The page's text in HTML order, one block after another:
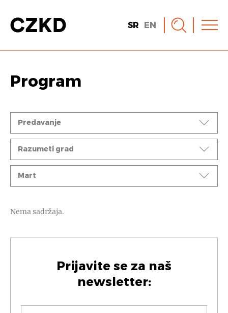
SR EN
Program
Događaji
Predavanje
Ciklusi
Razumeti grad
Mesec
Mart
Nema sadržaja.
Prijavite se za naš
newsletter: